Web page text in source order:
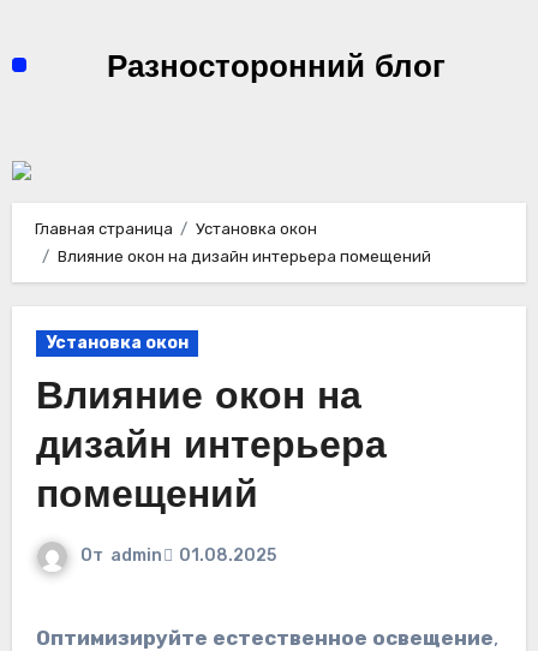
содержимомуРазносторонний блог
Главная страница
Установка окон
Влияние окон на дизайн интерьера помещений
Установка окон
Влияние окон на
дизайн интерьера
помещений
От admin 01.08.2025
Оптимизируйте естественное освещение,